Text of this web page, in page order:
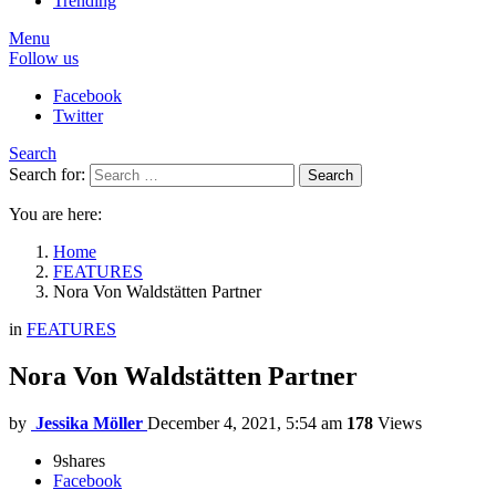
Menu
Follow us
Facebook
Twitter
Search
Search for:
Search
You are here:
Home
FEATURES
Nora Von Waldstätten Partner
in FEATURES
Nora Von Waldstätten Partner
by Jessika Möller December 4, 2021, 5:54 am 178 Views
9shares
Facebook